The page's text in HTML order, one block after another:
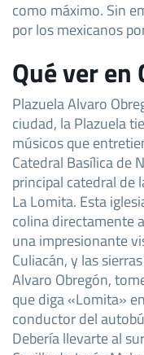
como máximo. Sin
por los mexicanos
Qué ver en
Plazuela Alvaro
ciudad, la Plazuela
músicos que
Catedral Basílica de
principal catedral de
La Lomita. Esta
colina directamente
una impresionante
Culiacán, y las
Alvaro Obregón,
que diga «Lomita»
conductor del
Debería llevarte al